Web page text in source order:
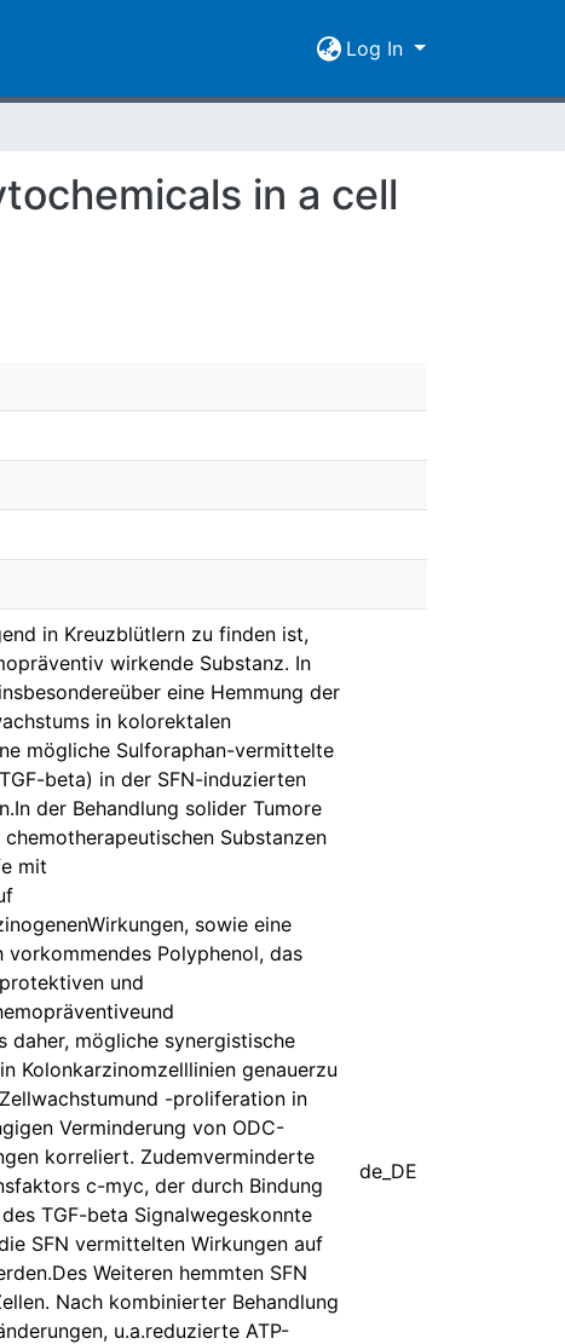
Log In
in a cell
in Kreuzblütlern zu finden ist,
wirkende Substanz. In
eine Hemmung der
in kolorektalen
mögliche Sulforaphan-vermittelte
beta) in der SFN-induzierten
der Behandlung solider Tumore
Substanzen
mit
sowie eine
Polyphenol, das
und
daher, mögliche synergistische
Kolonkarzinomzelllinien genauerzu
-proliferation in
Verminderung von ODC-
korreliert. Zudemverminderte
c-myc, der durch Bindung
TGF-beta Signalwegeskonnte
SFN vermittelten Wirkungen auf
Weiteren hemmten SFN
Nach kombinierter Behandlung
u.a.reduzierte ATP-
de_DE